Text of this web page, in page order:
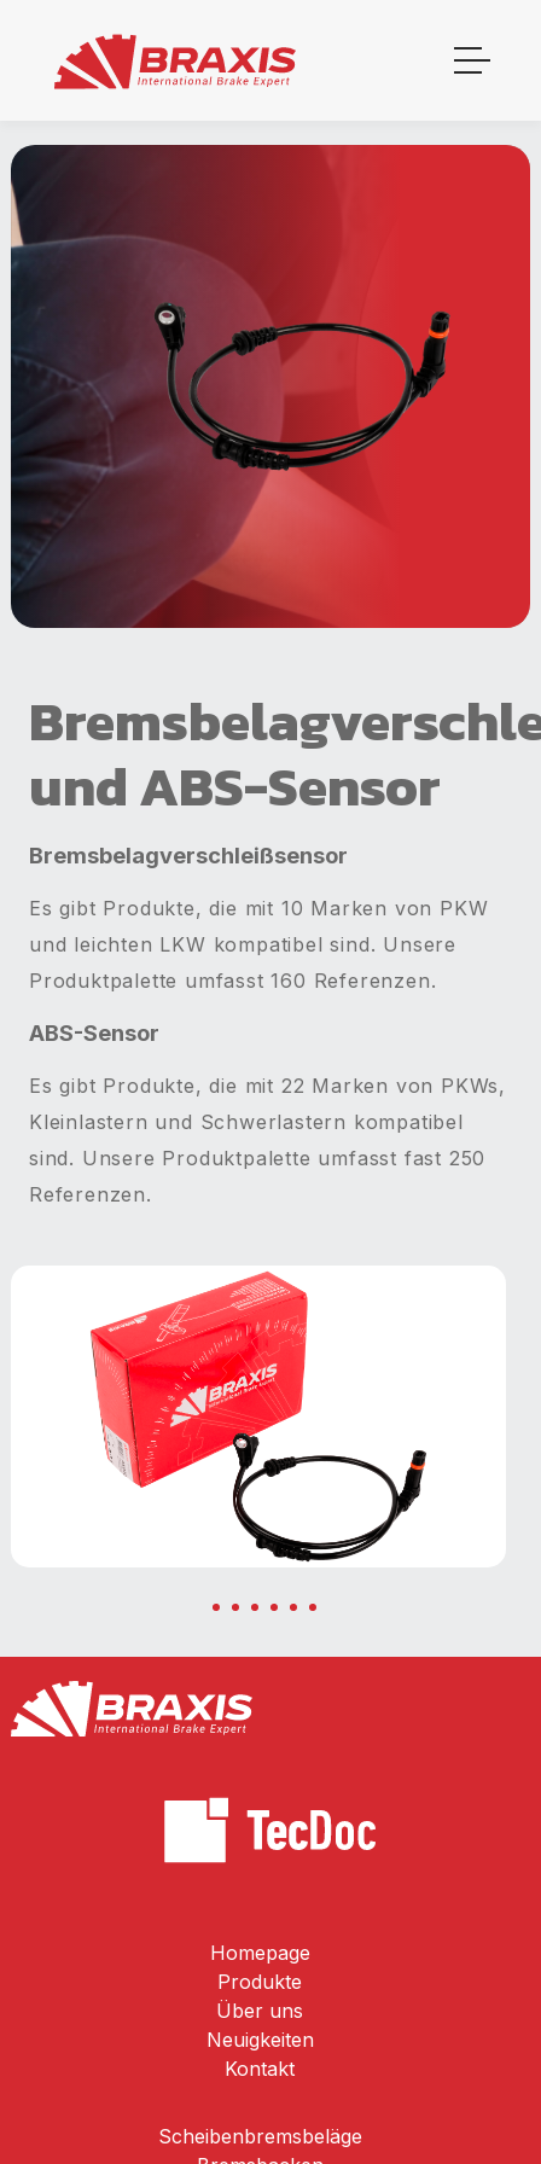
und ABS-Sensor
Bremsbelagverschleißsensor
Es gibt Produkte, die mit 10 Marken von PKW
und leichten LKW kompatibel sind. Unsere
Produktpalette umfasst 160 Referenzen.
ABS-Sensor
Es gibt Produkte, die mit 22 Marken von PKWs,
Kleinlastern und Schwerlastern kompatibel
sind. Unsere Produktpalette umfasst fast 250
Referenzen.
Homepage
Produkte
Über uns
Neuigkeiten
Kontakt
Scheibenbremsbeläge